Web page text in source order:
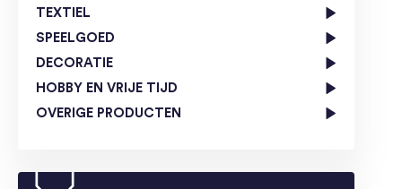
TEXTIEL
SPEELGOED
DECORATIE
HOBBY EN VRIJE TIJD
OVERIGE PRODUCTEN